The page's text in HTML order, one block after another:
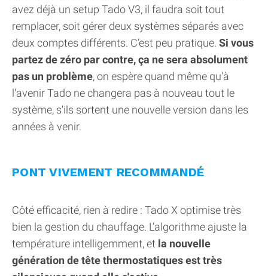
avez déjà un setup Tado V3, il faudra soit tout
remplacer, soit gérer deux systèmes séparés avec
deux comptes différents. C’est peu pratique. Si vous
partez de zéro par contre, ça ne sera absolument
pas un problème, on espère quand même qu'à
l'avenir Tado ne changera pas à nouveau tout le
système, s'ils sortent une nouvelle version dans les
années à venir.
PONT VIVEMENT RECOMMANDÉ
Côté efficacité, rien à redire : Tado X optimise très
bien la gestion du chauffage. L’algorithme ajuste la
température intelligemment, et la nouvelle
génération de tête thermostatiques est très